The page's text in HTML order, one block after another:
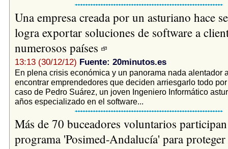
Una empresa creada por un asturiano hace
logra exportar soluciones de software a
numerosos países
13:13 (30/12/12) Fuente: 20minutos.es
En plena crisis económica y un panorama nada alentador
encontrar emprendedores que deciden arriesgarlo todo
caso de Pedro Suárez, un joven Ingeniero Informático
años especializado en el software...
Más de 70 buceadores voluntarios
programa 'Posimed-Andalucía' para